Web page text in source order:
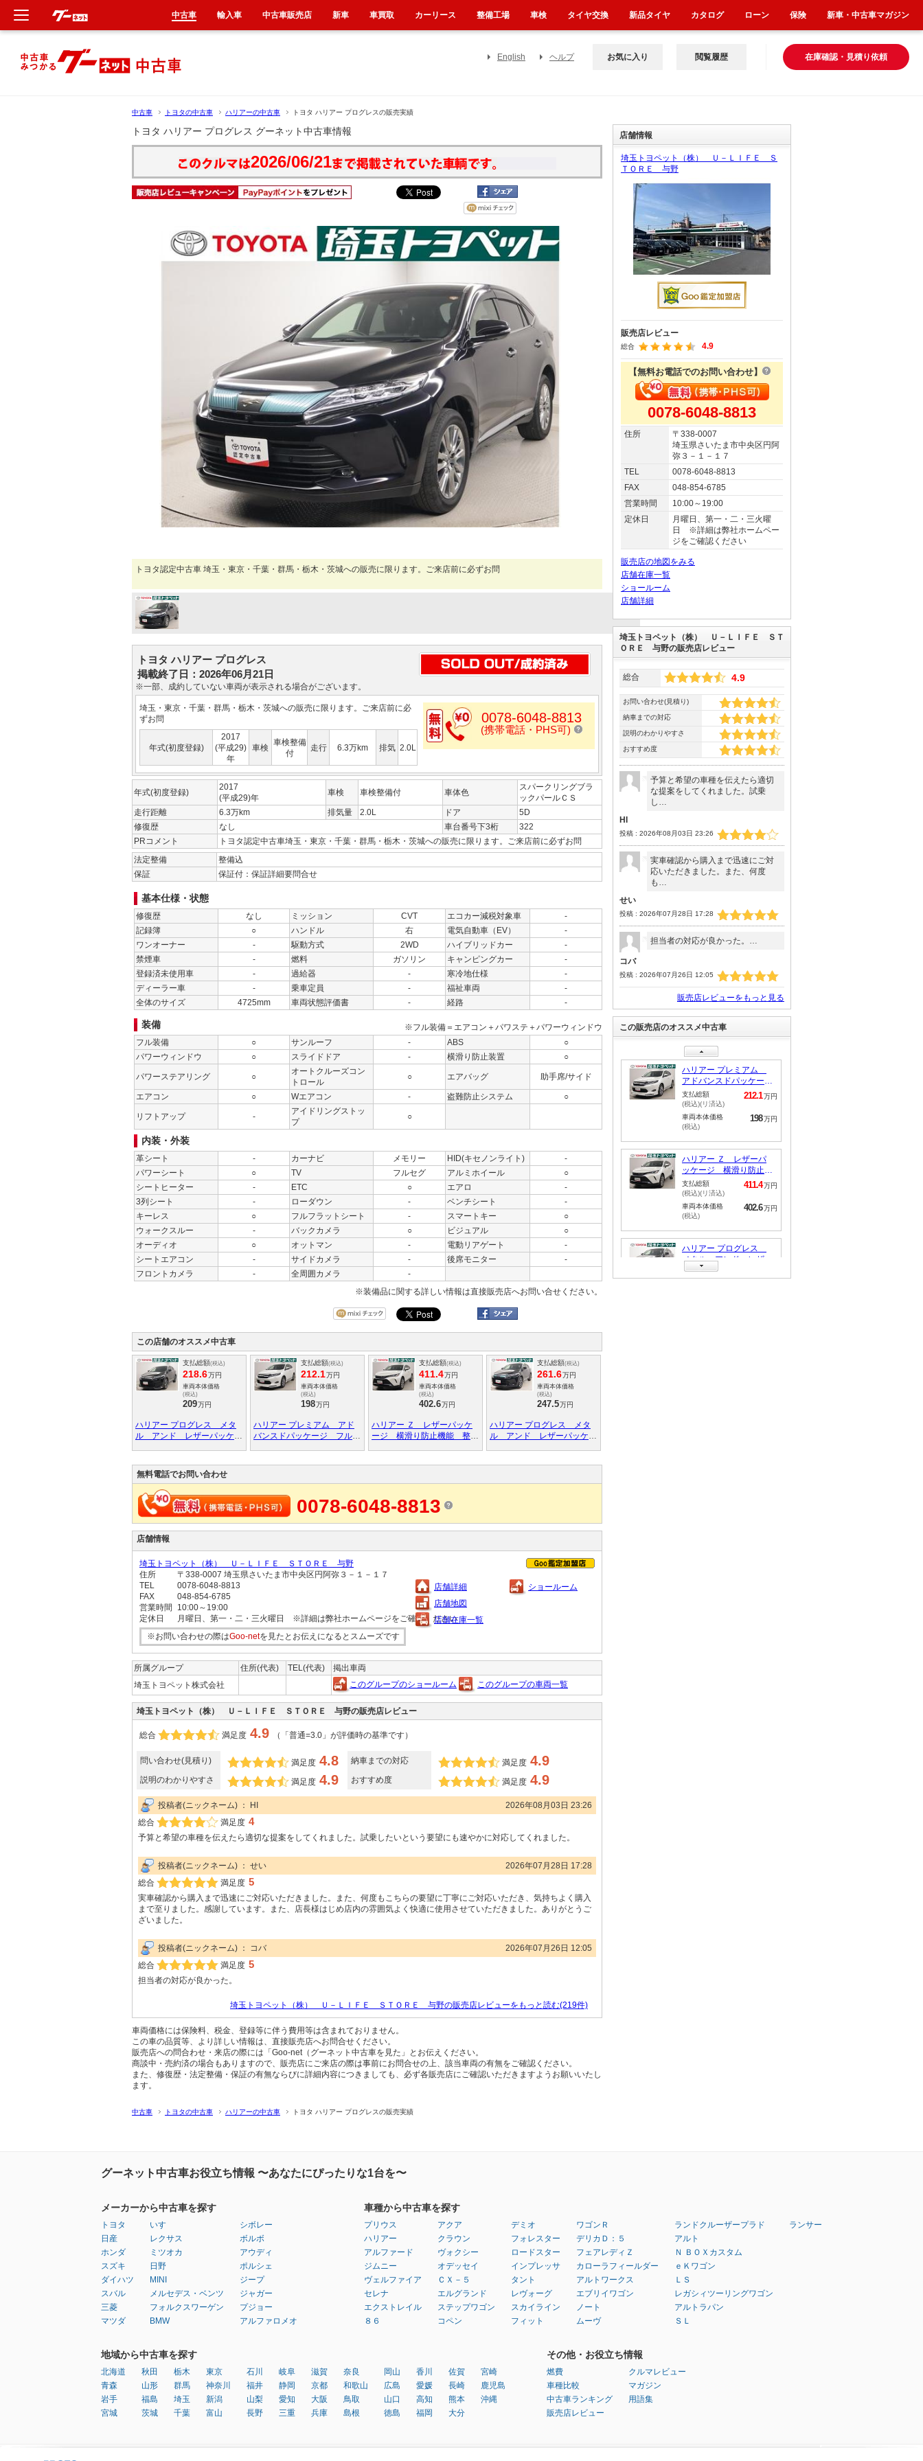
English ヘルプ 在庫確認・見積り依頼
お気に入り 閲覧履歴
中古車 トヨタの中古車 ハリアーの中古車 トヨタ ハリアー プログレスの販売実績
トヨタ ハリアー プログレス グーネット中古車情報
2026/06/21
トヨタ認定中古車 埼玉・東京・千葉・群馬・栃木・茨城への販売に限ります。ご来店前に必ずお問
トヨタ ハリアー プログレス
掲載終了日：2026年06月21日
※一部、成約していない車両が表示される場合がございます。
埼玉・東京・千葉・群馬・栃木・茨城への販売に限ります。ご来店前に必
ずお問
年式(初度登録)
2017
(平成29)
年
車検
車検整備
付
走行 6.3万km 排気 2.0L
0078-6048-8813
(携帯電話・PHS可)
年式(初度登録)
2017
(平成29)年
車検 車検整備付 車体色
スパークリングブラ
ックパールＣＳ
走行距離
6.3万km 排気量 2.0L ドア
5D
修復歴
なし 車台番号下3桁
322
PRコメント
トヨタ認定中古車埼玉・東京・千葉・群馬・栃木・茨城への販売に限ります。ご来店前に必ずお問
法定整備
整備込
保証
保証付：保証詳細要問合せ
基本仕様・状態
修復歴 なし ミッション CVT エコカー減税対象車
-
記録簿
○ ハンドル 右 電気自動車（EV）
-
ワンオーナー
- 駆動方式 2WD ハイブリッドカー
-
禁煙車
- 燃料 ガソリン キャンピングカー
-
登録済未使用車
- 過給器 - 寒冷地仕様
-
ディーラー車
- 乗車定員 - 福祉車両
-
全体のサイズ
4725mm 車両状態評価書 - 経路 -
装備
※フル装備＝エアコン＋パワステ＋パワーウィンドウ
フル装備
○ サンルーフ - ABS
○
パワーウィンドウ
○ スライドドア - 横滑り防止装置 ○
パワーステアリング ○
オートクルーズコン
トロール
○ エアバッグ 助手席/サイド
エアコン ○ Wエアコン - 盗難防止システム ○
リフトアップ -
アイドリングストッ
プ
○
内装・外装
革シート - カーナビ メモリー HID(キセノンライト)
-
パワーシート
○ TV フルセグ アルミホイール
○
シートヒーター
- ETC ○ エアロ
-
3列シート
- ローダウン - ベンチシート
-
キーレス
○ フルフラットシート - スマートキー
○
ウォークスルー
- バックカメラ ○ ビジュアル
○
オーディオ
○ オットマン - 電動リアゲート
-
シートエアコン
- サイドカメラ - 後席モニター
-
フロントカメラ
- 全周囲カメラ
-
※装備品に関する詳しい情報は直接販売店へお問い合せください。
この店舗のオススメ中古車
支払総額(税込)
218.6万円
車両本体価格
(税込)
209万円
ハリアー プログレス メタ
ル アンド レザーパッケー
ルーフ エアバッグ 電動シ
ート ＡＢＳ アルミホイー
ル 本革 地デジ キーレ
ス 記録簿 ＥＴＣ アイド
リングストップ ＤＶＤ再
生 メモリーナビ
支払総額(税込)
212.1万円
車両本体価格
(税込)
198万円
ハリアー プレミアム アド
バンスドパッケージ フルセ
ーウィンドウ パワーステア
リング エアバッグ キーレ
ス
支払総額(税込)
411.4万円
車両本体価格
(税込)
402.6万円
ハリアー Ｚ レザーパッケ
ージ 横滑り防止機能 整備
グ エアコン カーテンエア
バック 本革シート ＡＢＳ
支払総額(税込)
261.6万円
車両本体価格
(税込)
247.5万円
ハリアー プログレス メタ
ル アンド レザーパッケー
ＤＶＤ再生 メモリーナビ
無料電話でお問い合わせ
0078-6048-8813
店舗情報
埼玉トヨペット（株） Ｕ－ＬＩＦＥ ＳＴＯＲＥ 与野
住所
〒338-0007 埼玉県さいたま市中央区円阿弥３－１－１７
TEL
0078-6048-8813
FAX
048-854-6785
営業時間
10:00～19:00
定休日
月曜日、第一・二・三火曜日 ※詳細は弊社ホームページをご確認ください
※お問い合わせの際はGoo-netを見たとお伝えになるとスムーズです
店舗詳細
店舗地図
店舗在庫一覧
ショールーム
所属グループ 住所(代表) TEL(代表)
掲出車両
埼玉トヨペット株式会社
このグループのショールーム このグループの車両一覧
埼玉トヨペット（株） Ｕ－ＬＩＦＥ ＳＴＯＲＥ 与野の販売店レビュー
総合 満足度 4.9 （「普通=3.0」が評価時の基準です）
問い合わせ(見積り) 満足度 4.8 納車までの対応 満足度 4.9
説明のわかりやすさ 満足度 4.9 おすすめ度 満足度 4.9
投稿者(ニックネーム) ： HI
2026年08月03日 23:26
総合
満足度 4
予算と希望の車種を伝えたら適切な提案をしてくれました。試乗したいという要望にも速やかに対応してくれました。
投稿者(ニックネーム) ： せい
2026年07月28日 17:28
総合
満足度 5
実車確認から購入まで迅速にご対応いただきました。また、何度もこちらの要望に丁寧にご対応いただき、気持ちよく購入
まで至りました。感謝しています。また、店長様はじめ店内の雰囲気よく快適に使用させていただきました。ありがとうご
ざいました。
投稿者(ニックネーム) ： コバ
2026年07月26日 12:05
総合
満足度 5
担当者の対応が良かった。
埼玉トヨペット（株） Ｕ－ＬＩＦＥ ＳＴＯＲＥ 与野の販売店レビューをもっと読む(219件)
車両価格には保険料、税金、登録等に伴う費用等は含まれておりません。
この車の品質等、より詳しい情報は、直接販売店へお問合せください。
販売店への問合わせ・来店の際には「Goo-net（グーネット中古車を見た」とお伝えください。
商談中・売約済の場合もありますので、販売店にご来店の際は事前にお問合せの上、該当車両の有無をご確認ください。
また、修復歴・法定整備・保証の有無ならびに詳細内容につきましても、必ず各販売店にご確認いただきますようお願いいたし
ます。
店舗情報
埼玉トヨペット（株） Ｕ－ＬＩＦＥ Ｓ
ＴＯＲＥ 与野
販売店レビュー
総合 4.9
【無料お電話でのお問い合わせ】
0078-6048-8813
住所
〒338-0007
埼玉県さいたま市中央区円阿
弥３－１－１７
TEL
0078-6048-8813
FAX
048-854-6785
営業時間
10:00～19:00
定休日
月曜日、第一・二・三火曜
日 ※詳細は弊社ホームペー
ジをご確認ください
販売店の地図をみる
店舗在庫一覧
ショールーム
店舗詳細
埼玉トヨペット（株） Ｕ－ＬＩＦＥ ＳＴ
ＯＲＥ 与野の販売店レビュー
総合 4.9
お問い合わせ(見積り)
納車までの対応
説明のわかりやすさ
おすすめ度
予算と希望の車種を伝えたら適切
な提案をしてくれました。試乗
し…
HI
投稿 : 2026年08月03日 23:26
実車確認から購入まで迅速にご対
応いただきました。また、何度
も…
せい
投稿 : 2026年07月28日 17:28
担当者の対応が良かった。…
コバ
投稿 : 2026年07月26日 12:05
販売店レビューをもっと見る
この販売店のオススメ中古車
ハリアー プログレス
メタル アンド レザー
パッケージ クルコン
スマートキー付 イモビ
ライザー ムーンルー
フ エアバッグ 電動シ
ート ＡＢＳ アルミホ
イール 本革 地デジ
キーレス 記録簿 ＥＴ
Ｃ アイドリングストッ
プ ＤＶＤ再生 メモリ
ーナビ
支払総額
(税込)(リ済込)
218.6万円
車両本体価格
(税込)
209万円
ハリアー プレミアム
ジ フルセグテレビ エ
アロ メモリナビ クル
ーズＣ ＬＥＤヘッドラ
イト ナビＴＶ Ｂカメ
ラ ＡＢＳ アイドリン
グストップ 横滑防止装
置 パワーウィンドウ
パワーステアリング エ
アバッグ キーレス
支払総額
(税込)
198万円
ハリアー Ｚ レザーパ
能 整備記録簿 ＡＷ
バックモニター パワ－
シ－ト ナビテレビ Ｌ
ＥＤヘッドライト ＡＵ
Ｘ スマキ 盗難防止シ
ステム クルコン エア
バッグ エアコン カー
支払総額
(税込)
402.6万円
ハリアー プログレス
中古車 トヨタの中古車 ハリアーの中古車 トヨタ ハリアー プログレスの販売実績
グーネット中古車お役立ち情報 〜あなたにぴったりな1台を〜
メーカーから中古車を探す
トヨタ
日産
ホンダ
スズキ
ダイハツ
スバル
三菱
マツダ
いすゞ
レクサス
ミツオカ
日野
MINI
メルセデス・ベンツ
フォルクスワーゲン
BMW
シボレー
ボルボ
アウディ
ポルシェ
ジープ
ジャガー
プジョー
アルファロメオ
車種から中古車を探す
プリウス
ハリアー
アルファード
ジムニー
ヴェルファイア
セレナ
エクストレイル
８６
アクア
クラウン
ヴォクシー
オデッセイ
ＣＸ－５
エルグランド
ステップワゴン
コペン
デミオ
フォレスター
ロードスター
インプレッサ
タント
レヴォーグ
スカイライン
フィット
ワゴンＲ
デリカＤ：５
フェアレディＺ
カローラフィールダー
アルトワークス
エブリイワゴン
ノート
ムーヴ
ランドクルーザープラド
アルト
Ｎ ＢＯＸカスタム
ｅＫワゴン
ＬＳ
レガシィツーリングワゴン
アルトラパン
ＳＬ
ランサー
地域から中古車を探す
北海道
青森
岩手
宮城
秋田
山形
福島
茨城
栃木
群馬
埼玉
千葉
東京
神奈川
新潟
富山
石川
福井
山梨
長野
岐阜
静岡
愛知
三重
滋賀
京都
大阪
兵庫
奈良
和歌山
鳥取
島根
岡山
広島
山口
徳島
香川
愛媛
高知
福岡
佐賀
長崎
熊本
大分
宮崎
鹿児島
沖縄
その他・お役立ち情報
燃費
車種比較
中古車ランキング
販売店レビュー
クルマレビュー
マガジン
用語集
中古車 輸入車 中古車販売店 新車 車買取 カーリース 整備工場 車検 タイヤ交換 新品タイヤ カタログ ローン 保険 新車・中古車マガジン
新車